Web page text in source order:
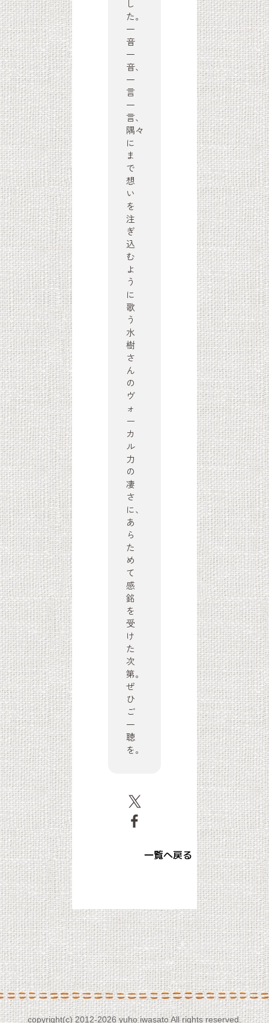
し
た。
一
音
一
音、
一
言
一
言、
隅々
に
ま
で
想
い
を
注
ぎ
込
む
よ
う
に
歌
う
水
樹
さ
ん
の
ヴ
ォ
ー
カ
ル
力
の
凄
さ
に、
あ
ら
た
め
て
感
銘
を
受
け
た
次
第。
ぜ
ひ
ご
一
聴
を。
一覧へ戻る
copyright(c) 2012-2026 yuho iwasato All rights reserved.